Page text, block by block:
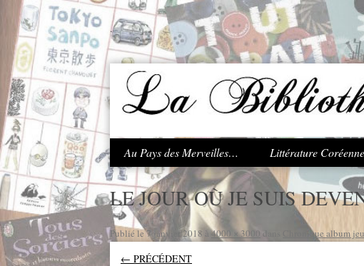
.
Au Pays des Merveilles… Littérature Coréenne
LE JOUR OÙ JE SUIS
Publié le7 janvier 2018 à4000 × 3000 dans Chronique album
← PRÉCÉDENT